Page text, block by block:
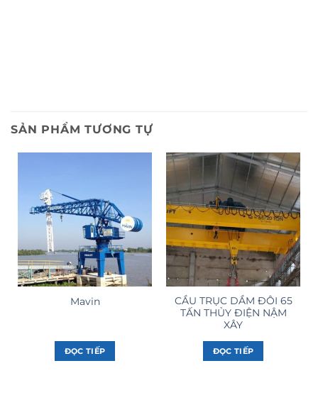
SẢN PHẨM TƯƠNG TỰ
Mavin
ĐỌC TIẾP
CẦU TRỤC DẦM ĐÔI 65
TẤN THỦY ĐIỆN NẬM
XÂY
ĐỌC TIẾP